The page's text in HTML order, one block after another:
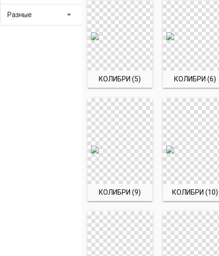
Разные arrow_drop_down
КОЛИБРИ (5) КОЛИБРИ (6)
КОЛИБРИ (9) КОЛИБРИ (10)